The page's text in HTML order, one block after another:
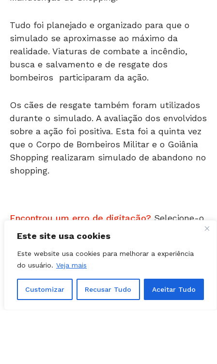
Este site usa cookies
Este website usa cookies para melhorar a experiência
do usuário. Veja mais
Customizar Recusar Tudo Aceitar Tudo
simulado se aproximasse ao máximo da
realidade. Viaturas de combate a incêndio,
busca e salvamento e de resgate dos
bombeiros participaram da ação.
durante o simulado. A avaliação dos envolvidos
sobre a ação foi positiva. Esta foi a quinta vez
que o Corpo de Bombeiros Militar e o Goiânia
Shopping realizaram simulado de abandono no
shopping.
Matérias Relacionadas